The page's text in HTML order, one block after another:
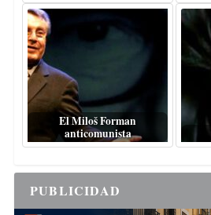
El Miloš Forman
anticomunista
PUBLICIDAD